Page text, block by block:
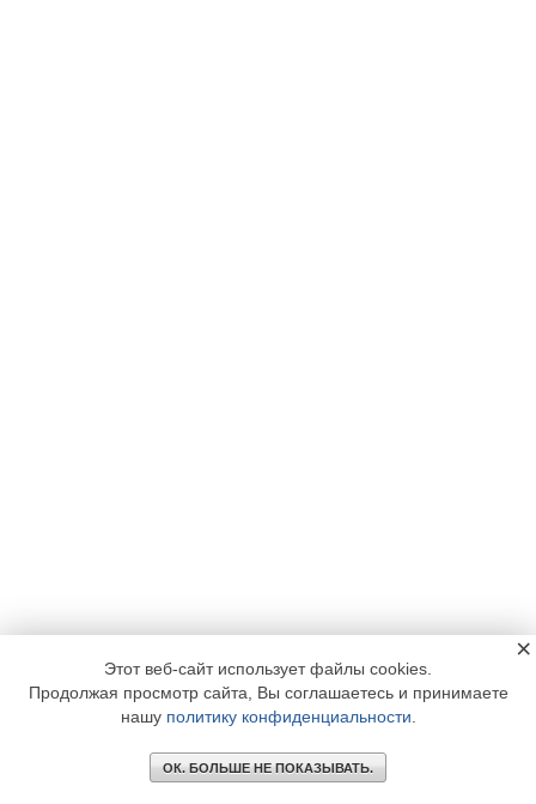
Этот веб-сайт использует файлы cookies.
Продолжая просмотр сайта, Вы соглашаетесь и принимаете
нашу политику конфиденциальности
ОК. БОЛЬШЕ НЕ ПОКАЗЫВАТЬ.
×